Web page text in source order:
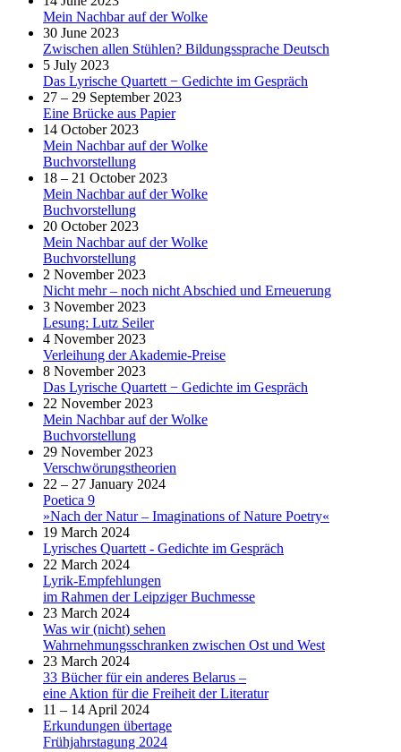
Mein Nachbar auf der Wolke
30 June 2023
Zwischen allen Stühlen? Bildungssprache Deutsch
5 July 2023
Das Lyrische Quartett − Gedichte im Gespräch
27 – 29 September 2023
Eine Brücke aus Papier
14 October 2023
Mein Nachbar auf der Wolke
Buchvorstellung
18 – 21 October 2023
Mein Nachbar auf der Wolke
Buchvorstellung
20 October 2023
Mein Nachbar auf der Wolke
Buchvorstellung
2 November 2023
Nicht mehr – noch nicht Abschied und Erneuerung
3 November 2023
Lesung: Lutz Seiler
4 November 2023
Verleihung der Akademie-Preise
8 November 2023
Das Lyrische Quartett − Gedichte im Gespräch
22 November 2023
Mein Nachbar auf der Wolke
Buchvorstellung
29 November 2023
Verschwörungstheorien
22 – 27 January 2024
Poetica 9
»Nach der Natur – Imaginations of Nature Poetry«
19 March 2024
Lyrisches Quartett - Gedichte im Gespräch
22 March 2024
Lyrik-Empfehlungen
im Rahmen der Leipziger Buchmesse
23 March 2024
Was wir (nicht) sehen
Wahrnehmungsschranken zwischen Ost und West
23 March 2024
33 Bücher für ein anderes Belarus –
eine Aktion für die Freiheit der Literatur
11 – 14 April 2024
Erkundungen übertage
Frühjahrstagung 2024